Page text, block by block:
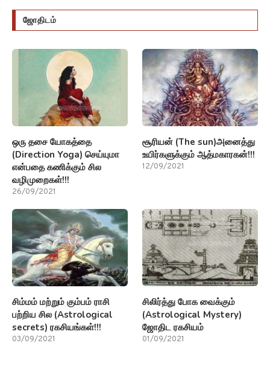
ஜோதிடம்
ஒரு தசை யோகத்தை
(Direction Yoga) செய்யுமா
என்பதை கணிக்கும் சில
வழிமுறைகள்!!!
26/09/2021
சூரியன் (The sun)அனைத்து
உயிர்களுக்கும் ஆத்மகாரகன்!!!
12/09/2021
சிம்மம் மற்றும் கும்பம் ராசி
பற்றிய சில (Astrological
secrets) ரகசியங்கள்!!!
03/09/2021
சிலிர்த்து போக வைக்கும்
(Astrological Mystery)
ஜோதிட ரகசியம்
01/09/2021